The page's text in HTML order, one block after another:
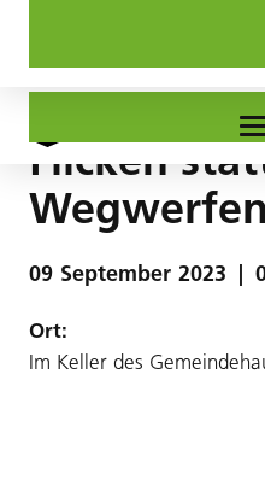
Flicken
Wegwerfen
09 September 2023
Ort:
Im Keller des